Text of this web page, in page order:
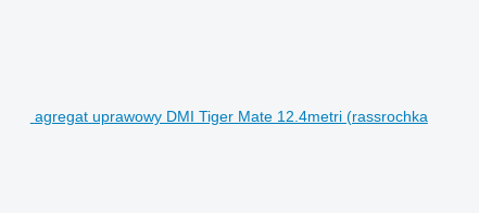
agregat uprawowy DMI Tiger Mate 12.4metri (rassrochka